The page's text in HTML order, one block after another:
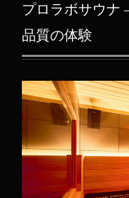
プロラボサウナ
品質の体験